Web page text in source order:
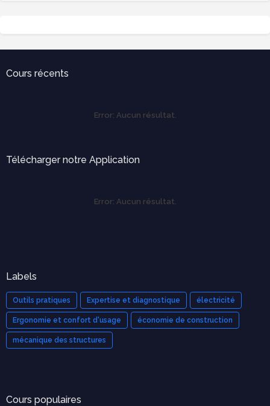
Cours récents
Error: Aucun résultat.
Télécharger notre Application
Error: Aucun résultat.
Labels
Outils pratiques Expertise et diagnostique électricité
Ergonomie et confort d'usage économie de construction
mécanique des structures
Cours populaires